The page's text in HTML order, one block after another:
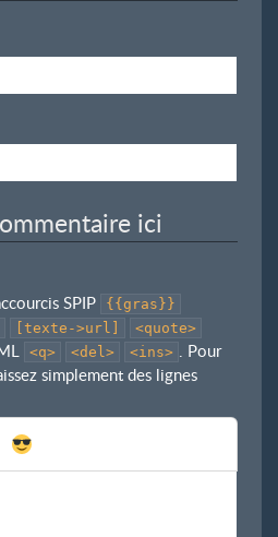
ici
SPIP
{{gras}}
[texte->url]
<quote>
<q> <del> <ins> . Pour
simplement des lignes